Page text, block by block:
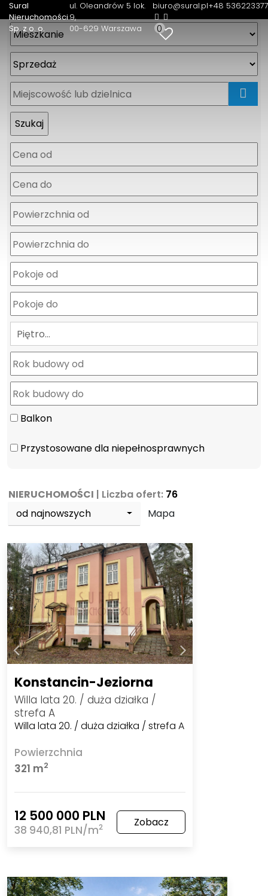
Sural
Nieruchomości
Sp. z o. o.
ul. Oleandrów 5 lok.
9
00-629 Warszawa
biuro@sural.pl+48 536223377
0
Piętro…
Balkon
Przystosowane dla niepełnosprawnych
NIERUCHOMOŚCI | Liczba ofert: 76
od najnowszych
Mapa
Konstancin-Jeziorna
Willa lata 20. / duża działka /
strefa A
Willa lata 20. / duża działka / strefa A
Powierzchnia
321 m2
12 500 000 PLN
38 940,81 PLN/m2 Zobacz